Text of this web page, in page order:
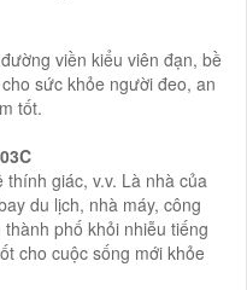
viền kiểu viên đạn, bề
sức khỏe người đeo, an
tốt.
giác, v.v. Là nhà của
du lịch, nhà máy, công
phố khỏi nhiễu tiếng
cho cuộc sống mới khỏe